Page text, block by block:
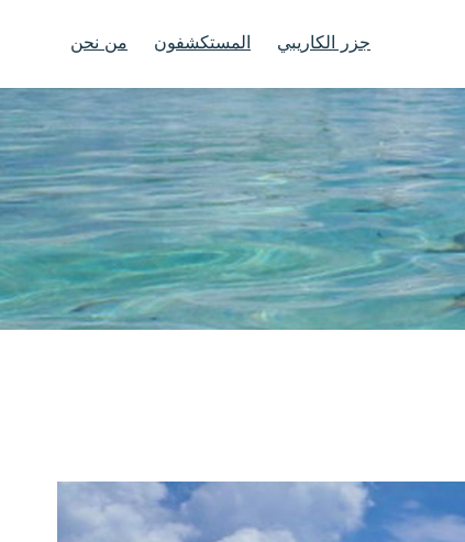
جزر الكاريبي المستكشفون من نحن